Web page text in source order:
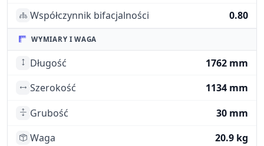
Współczynnik bifacjalności
0.80
WYMIARY I WAGA
Długość
1762 mm
Szerokość
1134 mm
Grubość
30 mm
Waga
20.9 kg